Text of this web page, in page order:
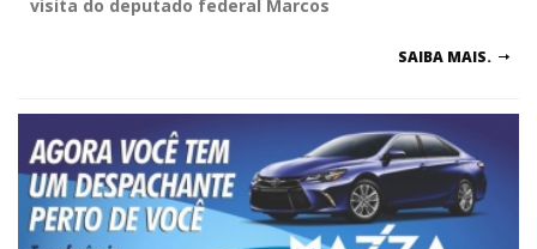
visita do deputado federal Marcos
SAIBA MAIS.